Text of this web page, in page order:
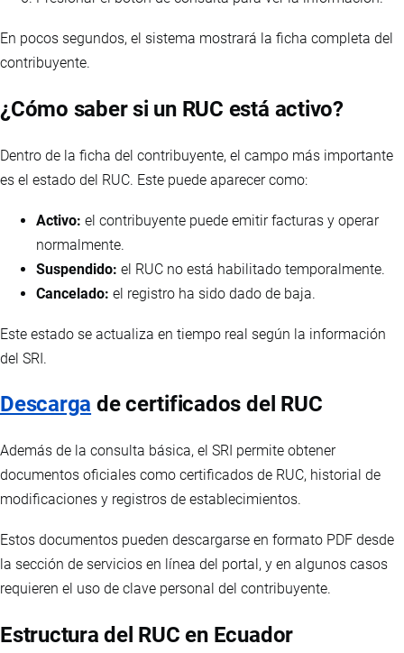
En pocos segundos, el sistema mostrará la ficha completa del
contribuyente.
¿Cómo saber si un RUC está activo?
Dentro de la ficha del contribuyente, el campo más importante
es el estado del RUC. Este puede aparecer como:
Activo: el contribuyente puede emitir facturas y operar
normalmente.
Suspendido: el RUC no está habilitado temporalmente.
Cancelado: el registro ha sido dado de baja.
Este estado se actualiza en tiempo real según la información
del SRI.
Descarga de certificados del RUC
Además de la consulta básica, el SRI permite obtener
documentos oficiales como certificados de RUC, historial de
modificaciones y registros de establecimientos.
Estos documentos pueden descargarse en formato PDF desde
la sección de servicios en línea del portal, y en algunos casos
requieren el uso de clave personal del contribuyente.
Estructura del RUC en Ecuador